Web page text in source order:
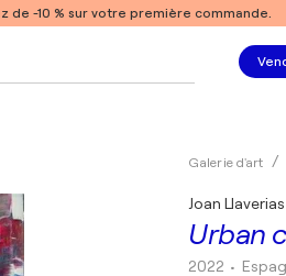
-10 % sur votre première commande.
Galerie d'art
Urban
Joan Llaverias
2022 •